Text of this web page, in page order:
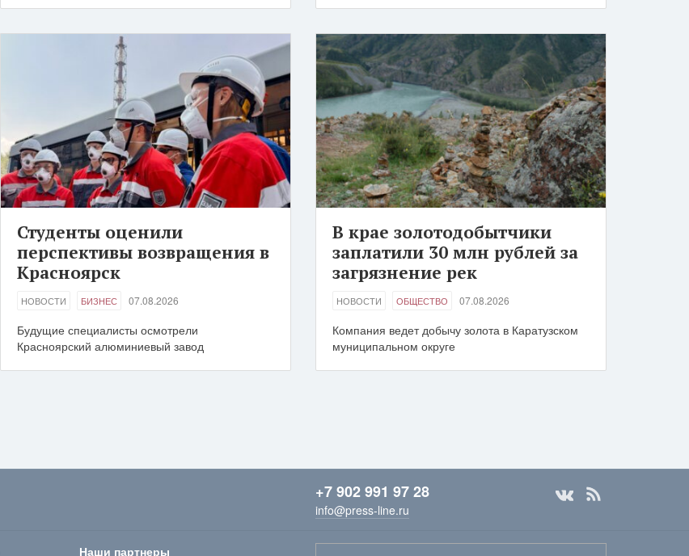
Студенты оценили
перспективы возвращения в
Красноярск
НОВОСТИ БИЗНЕС 07.08.2026
Будущие специалисты осмотрели
Красноярский алюминиевый завод
В крае золотодобытчики
заплатили 30 млн рублей за
загрязнение рек
НОВОСТИ ОБЩЕСТВО 07.08.2026
Компания ведет добычу золота в Каратузском
муниципальном округе
+7 902 991 97 28
info@press-line.ru
Наши партнеры